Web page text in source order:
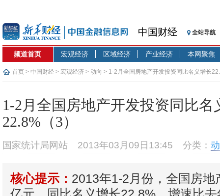
中国财经 全站导航
频道首页 宏观经济 区域经济 产业经济 本网聚焦
首页 > 中国财经 > 宏观经济 > 动向 > 1-2月全国房地产开发投资同比名义增长
1-2月全国房地产开发投资同比名
22.8%（3）
国家统计局网站 2013年03月09日13:45 分类：
核心提示： 2013年1-2月份，全国房地